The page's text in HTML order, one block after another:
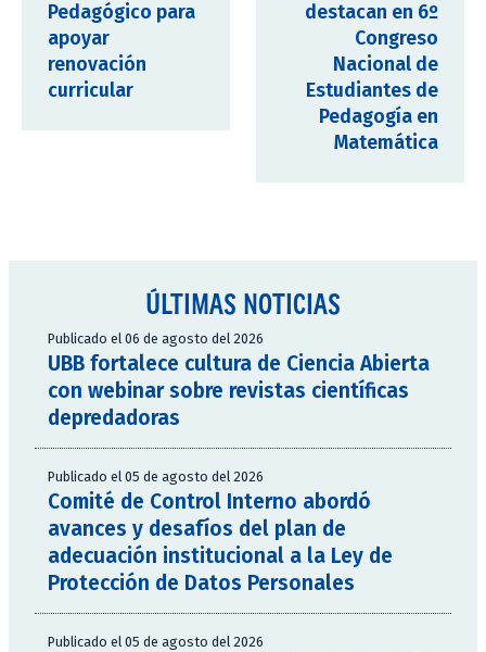
Pedagógico para
apoyar
renovación
curricular
destacan en 6º
Congreso
Nacional de
Estudiantes de
Pedagogía en
Matemática
ÚLTIMAS NOTICIAS
Publicado el 06 de agosto del 2026
UBB fortalece cultura de Ciencia Abierta
con webinar sobre revistas científicas
depredadoras
Publicado el 05 de agosto del 2026
Comité de Control Interno abordó
avances y desafíos del plan de
adecuación institucional a la Ley de
Protección de Datos Personales
Publicado el 05 de agosto del 2026